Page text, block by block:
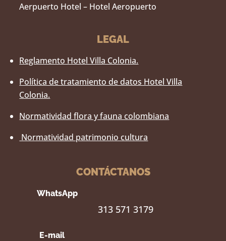
Aerpuerto Hotel – Hotel Aeropuerto
LEGAL
Reglamento Hotel Villa Colonia.
Política de tratamiento de datos Hotel Villa
Colonia.
Normatividad flora y fauna colombiana
Normatividad patrimonio cultura
CONTÁCTANOS
WhatsApp
313 571 3179
E-mail